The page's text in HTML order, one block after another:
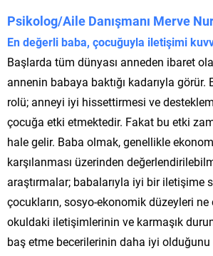
Psikolog/Aile Danışmanı Merve
En değerli baba, çocuğuyla iletişimi
Başlarda tüm dünyası anneden ibaret
annenin babaya baktığı kadarıyla görür.
rolü; anneyi iyi hissettirmesi ve
çocuğa etki etmektedir. Fakat bu etki
hale gelir. Baba olmak, genellikle
karşılanması üzerinden
araştırmalar; babalarıyla iyi bir iletişime
çocukların, sosyo-ekonomik düzeyleri
okuldaki iletişimlerinin ve karmaşık
baş etme becerilerinin daha iyi